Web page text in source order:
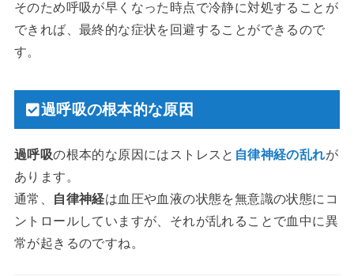
そのため呼吸が早くなった時点で冷静に対処することが
できれば、最終的な症状を回避することができるので
す。
過呼吸の根本的な原因
過呼吸の根本的な原因にはストレスと 自律神経の乱れが
あります。
通常、
自律神経は血圧や血液の状態を無意識の状態にコ
ントロールしていますが、それが乱れることで血中に異
常が起きるのですね。